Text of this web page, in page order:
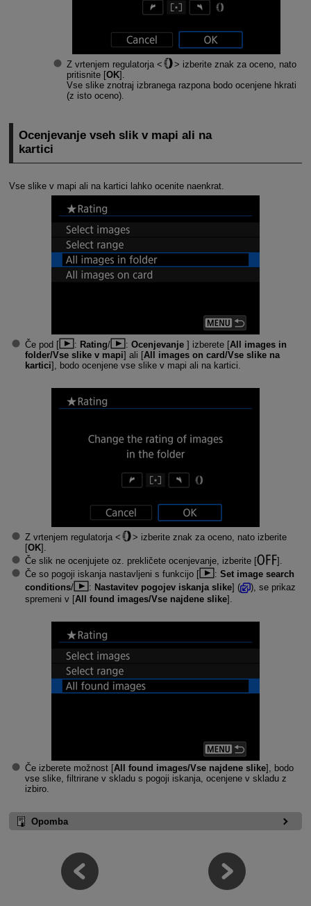
Z vrtenjem regulatorja
izberite znak za oceno, nato
pritisnite [OK].
Vse slike znotraj izbranega razpona bodo ocenjene hkrati
(z isto oceno).
Ocenjevanje vseh slik v mapi ali na
kartici
Vse slike v mapi ali na kartici lahko ocenite naenkrat.
Če pod [ : Rating/ : Ocenjevanje] izberete [All images in
folder/Vse slike v mapi] ali [All images on card/Vse slike na
kartici], bodo ocenjene vse slike v mapi ali na kartici.
Z vrtenjem regulatorja
izberite znak za oceno, nato izberite
[OK].
Če slik ne ocenjujete oz. prekličete ocenjevanje, izberite [
].
Če so pogoji iskanja nastavljeni s funkcijo [
: Set image search
conditions/ : Nastavitev pogojev iskanja slike] (
), se prikaz
spremeni v [All found images/Vse najdene slike].
Če izberete možnost [All found images/Vse najdene slike], bodo
vse slike, filtrirane v skladu s pogoji iskanja, ocenjene v skladu z
izbiro.
Opomba